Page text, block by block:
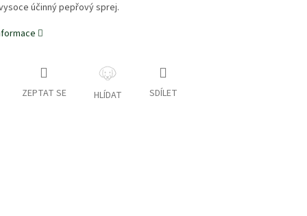
účinný pepřový sprej.
ZEPTAT SE HLÍDAT SDÍLET